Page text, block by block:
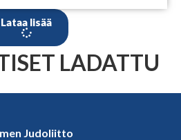
Lataa lisää
LADATTU
Judoliitto